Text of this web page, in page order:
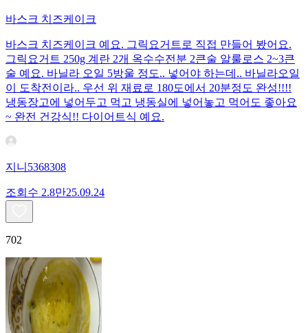
바스크 치즈케이크
바스크 치즈케이크 예요. 그릭요거트로 직접 만들어 봤어요.
그릭요거트 250g 계란 2개 옥수수전분 2큰술 알룰로스 2~3큰
술 예요. 바닐라 오일 5방울 정도.. 넣어야 하는데.. 바닐라오일
이 도착전이라.. 우선 위 재료로 180도에서 20분정도 완성!!!!
냉동장고에 넣어두고 먹고 냉동실에 넣어놓고 먹어도 좋아요
~ 완전 건강식!! 다이어트식 예요.
지니5368308
조회수 2.8만25.09.24
702